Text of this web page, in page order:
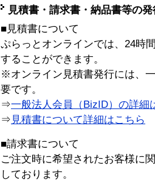
見積書・請求書・納品書等の
■見積書について
ぷらっとオンラインでは、24時
することができます。
※オンライン見積書発行には、
要です。
⇒一般法人会員（BizID）の詳細
⇒ 見積書について詳細はこちら
■請求書について
ご注文時に希望されたお客様に
しております。